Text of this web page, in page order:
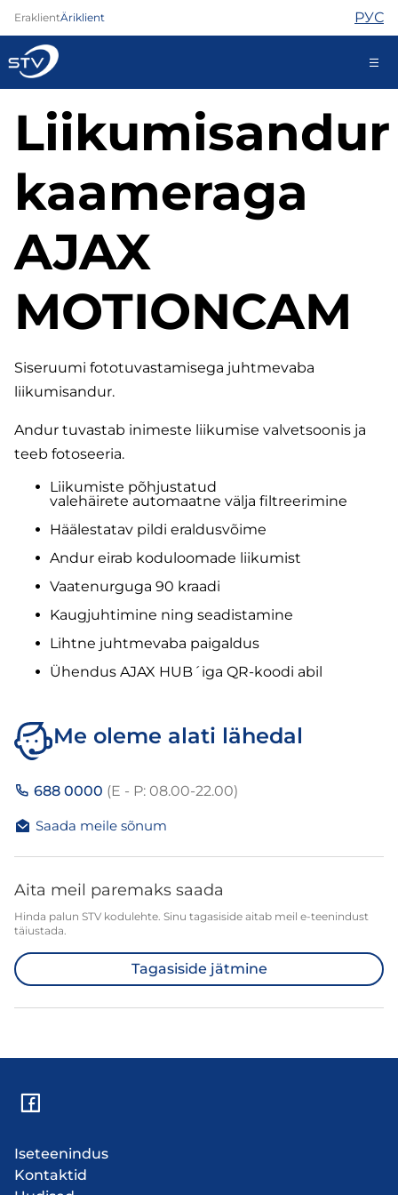
EraklientÄriklient РУС
kontakt@stv.ee
Iseteenindus
TV
Telefon
Turvateenused
Abi
Pood
Uudised
Liikumisandur
kaameraga
AJAX
MOTIONCAM
Siseruumi fototuvastamisega juhtmevaba
liikumisandur.
Andur tuvastab inimeste liikumise valvetsoonis ja
teeb fotoseeria.
Liikumiste põhjustatud
valehäirete automaatne välja filtreerimine
Häälestatav pildi eraldusvõime
Andur eirab koduloomade liikumist
Vaatenurguga 90 kraadi
Kaugjuhtimine ning seadistamine
Lihtne juhtmevaba paigaldus
Ühendus AJAX HUB´iga QR-koodi abil
Me oleme alati lähedal
688 0000 (E - P: 08.00-22.00)
Saada meile sõnum
Aita meil paremaks saada
Hinda palun STV kodulehte. Sinu tagasiside aitab meil e-teenindust
täiustada.
Tagasiside jätmine
Iseteenindus
Kontaktid